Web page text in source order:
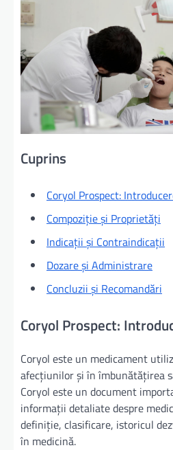
Cuprins
Coryol Prospect:
Compoziție și Proprietăți
Indicații și Contraindicații
Dozare și Administrare
Concluzii și Recomandări
Coryol Prospect:
Coryol este un medicament
afecțiunilor și în îmbunătățirea
Coryol este un document
informații detaliate despre
definiție, clasificare, istoricul
în medicină.